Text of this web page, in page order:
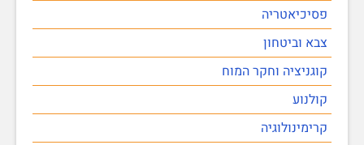
פסיכיאטריה
צבא וביטחון
קוגניציה וחקר המוח
קולנוע
קרימינולוגיה